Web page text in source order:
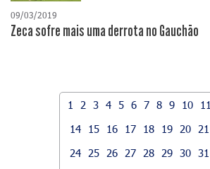
09/03/2019
Zeca sofre mais uma derrota no Gauchão
1 2 3 4 5 6 7 8 9 10 11
14
15 16 17 18 19 20 21
24
25 26 27 28 29 30 31